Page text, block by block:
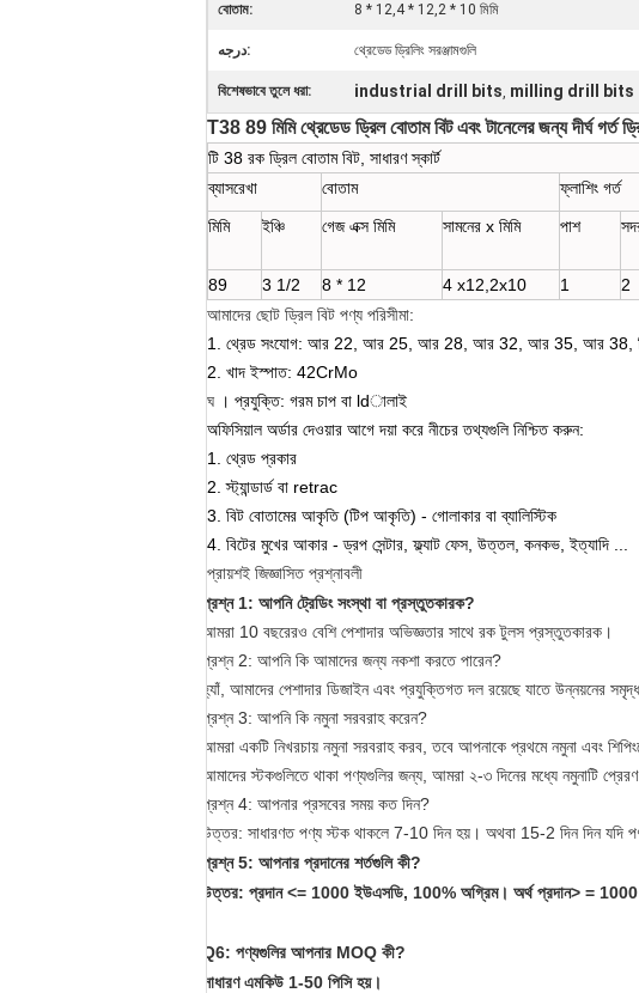
বোতাম: 8 * 12,4 * 12,2 * 10 মিমি
درجه: থ্রেডেড ড্রিলিং সরঞ্জামগুলি
বিশেষভাবে তুলে ধরা: industrial drill bits, milling drill bits
T38 89 মিমি থ্রেডেড ড্রিল বোতাম বিট এবং টানেলের জন্য দীর্ঘ গর্ত
টি 38 রক ড্রিল বোতাম বিট, সাধারণ স্কার্ট
ব্যাসরেখা
বোতাম ফ্লাশিং গর্ত
মিমি
ইঞ্চি গেজ এক্স মিমি সামনের x মিমি পাশ
89 3 1/2 8 * 12 4 x12,2x10 1 2
আমাদের ছোট ড্রিল বিট পণ্য পরিসীমা:
1. থ্রেড সংযোগ: আর 22, আর 25, আর 28, আর 32, আর 35, আর 38, টি
2. খাদ ইস্পাত: 42CrMo
ঘ । প্রযুক্তি: গরম চাপ বা ldালাই
অফিসিয়াল অর্ডার দেওয়ার আগে দয়া করে নীচের তথ্যগুলি নিশ্চিত করুন:
1. থ্রেড প্রকার
2. স্ট্যান্ডার্ড বা retrac
3. বিট বোতামের আকৃতি (টিপ আকৃতি) - গোলাকার বা ব্যালিস্টিক
4. বিটের মুখের আকার - ড্রপ সেন্টার, ফ্ল্যাট ফেস, উত্তল, কনকভ, ইত্যাদি ...
প্রায়শই জিজ্ঞাসিত প্রশ্নাবলী
প্রশ্ন 1: আপনি ট্রেডিং সংস্থা বা প্রস্তুতকারক?
আমরা 10 বছরেরও বেশি পেশাদার অভিজ্ঞতার সাথে রক টুলস প্রস্তুতকারক।
প্রশ্ন 2: আপনি কি আমাদের জন্য নকশা করতে পারেন?
হ্যাঁ, আমাদের পেশাদার ডিজাইন এবং প্রযুক্তিগত দল রয়েছে যাতে উন্নয়নের
প্রশ্ন 3: আপনি কি নমুনা সরবরাহ করেন?
আমরা একটি নিখরচায় নমুনা সরবরাহ করব, তবে আপনাকে প্রথমে নমুনা এবং
আমাদের স্টকগুলিতে থাকা পণ্যগুলির জন্য, আমরা ২-৩ দিনের মধ্যে নমুনাটি
প্রশ্ন 4: আপনার প্রসবের সময় কত দিন?
উত্তর: সাধারণত পণ্য স্টক থাকলে 7-10 দিন হয়। অথবা 15-2 দিন দিন যদি
প্রশ্ন 5: আপনার প্রদানের শর্তগুলি কী?
উত্তর: প্রদান <= 1000 ইউএসডি, 100% অগ্রিম। অর্থ প্রদান> = 1000
Q6: পণ্যগুলির আপনার MOQ কী?
সাধারণ এমকিউ 1-50 পিসি হয়।